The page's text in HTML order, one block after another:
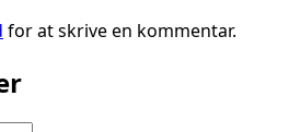
for at skrive en kommentar.